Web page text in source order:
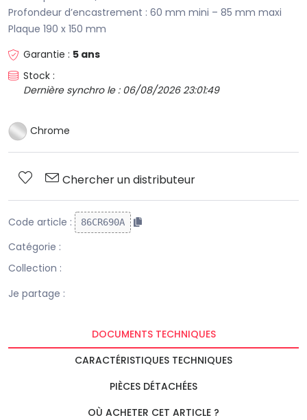
Profondeur d’encastrement : 60 mm mini – 85 mm maxi
Plaque 190 x 150 mm
Garantie : 5 ans
Stock :
Dernière synchro le : 06/08/2026 23:01:49
Chrome
Chercher un distributeur
Code article : 86CR690A
Catégorie :
Collection :
Je partage :
DOCUMENTS TECHNIQUES
CARACTÉRISTIQUES TECHNIQUES
PIÈCES DÉTACHÉES
OÙ ACHETER CET ARTICLE ?